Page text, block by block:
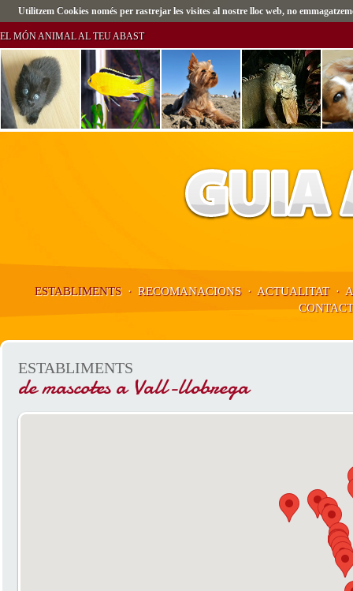
Utilitzem Cookies només per rastrejar les visites al nostre lloc web, no
EL MÓN ANIMAL AL TEU ABAST
ESTABLIMENTS· RECOMANACIONS· ACTUALITAT·
ESTABLIMENTS
de mascotes a Vall-llobrega